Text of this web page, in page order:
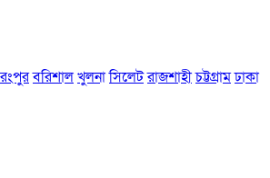
রংপুরবরিশালখুলনাসিলেটরাজশাহীচট্টগ্রামঢাকা